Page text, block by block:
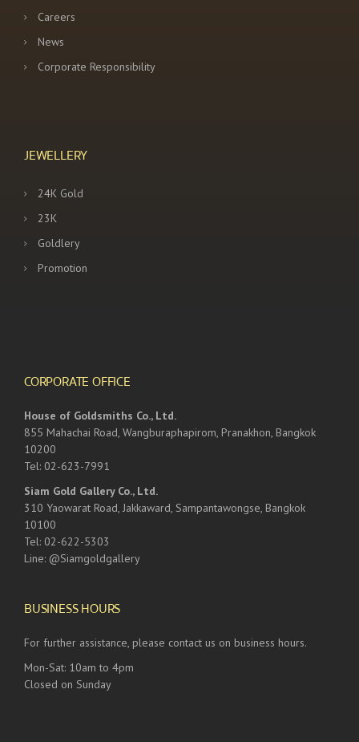
Careers
News
Corporate Responsibility
JEWELLERY
24K Gold
23K
Goldlery
Promotion
CORPORATE OFFICE
House of Goldsmiths Co., Ltd.
855 Mahachai Road, Wangburaphapirom, Pranakhon, Bangkok
10200
Tel: 02-623-7991
Siam Gold Gallery Co., Ltd.
310 Yaowarat Road, Jakkaward, Sampantawongse, Bangkok
10100
Tel: 02-622-5303
Line: @Siamgoldgallery
BUSINESS HOURS
For further assistance, please contact us on business hours.
Mon-Sat: 10am to 4pm
Closed on Sunday